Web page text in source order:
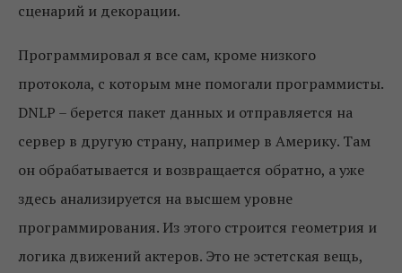
сценарий и декорации.
Программировал я все сам, кроме низкого
протокола, с которым мне помогали программисты.
DNLP – берется пакет данных и отправляется на
сервер в другую страну, например в Америку. Там
он обрабатывается и возвращается обратно, а уже
здесь анализируется на высшем уровне
программирования. Из этого строится геометрия и
логика движений актеров. Это не эстетская вещь,